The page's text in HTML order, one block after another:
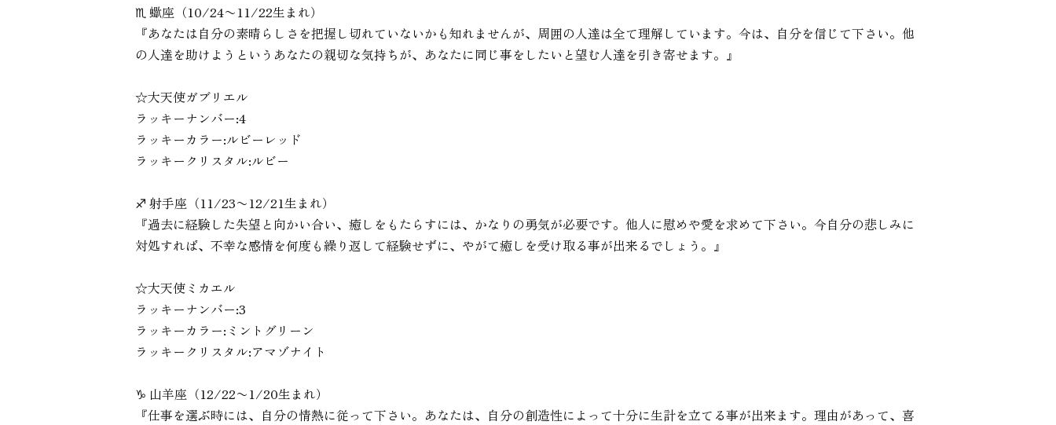
♏︎ 蠍座（10/24〜11/22生まれ）
『あなたは自分の素晴らしさを把握し切れていないかも知れませんが、周囲の人達は全て理解しています。今は、自分を信じて下さい。他
の人達を助けようというあなたの親切な気持ちが、あなたに同じ事をしたいと望む人達を引き寄せます。』
☆大天使ガブリエル
ラッキーナンバー:4
ラッキーカラー:ルビーレッド
ラッキークリスタル:ルビー
♐︎ 射手座（11/23〜12/21生まれ）
『過去に経験した失望と向かい合い、癒しをもたらすには、かなりの勇気が必要です。他人に慰めや愛を求めて下さい。今自分の悲しみに
対処すれば、不幸な感情を何度も繰り返して経験せずに、やがて癒しを受け取る事が出来るでしょう。』
☆大天使ミカエル
ラッキーナンバー:3
ラッキーカラー:ミントグリーン
ラッキークリスタル:アマゾナイト
♑︎ 山羊座（12/22〜1/20生まれ）
『仕事を選ぶ時には、自分の情熱に従って下さい。あなたは、自分の創造性によって十分に生計を立てる事が出来ます。理由があって、喜